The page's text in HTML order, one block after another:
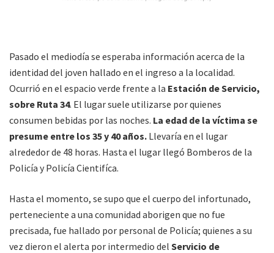
Pasado el mediodía se esperaba información acerca de la
identidad del joven hallado en el ingreso a la localidad.
Ocurrió en el espacio verde frente a la Estación de Servicio,
sobre Ruta 34. El lugar suele utilizarse por quienes
consumen bebidas por las noches. La edad de la víctima se
presume entre los 35 y 40 años. Llevaría en el lugar
alrededor de 48 horas. Hasta el lugar llegó Bomberos de la
Policía y Policía Cientifíca.
Hasta el momento, se supo que el cuerpo del infortunado,
perteneciente a una comunidad aborigen que no fue
precisada, fue hallado por personal de Policía; quienes a su
vez dieron el alerta por intermedio del Servicio de